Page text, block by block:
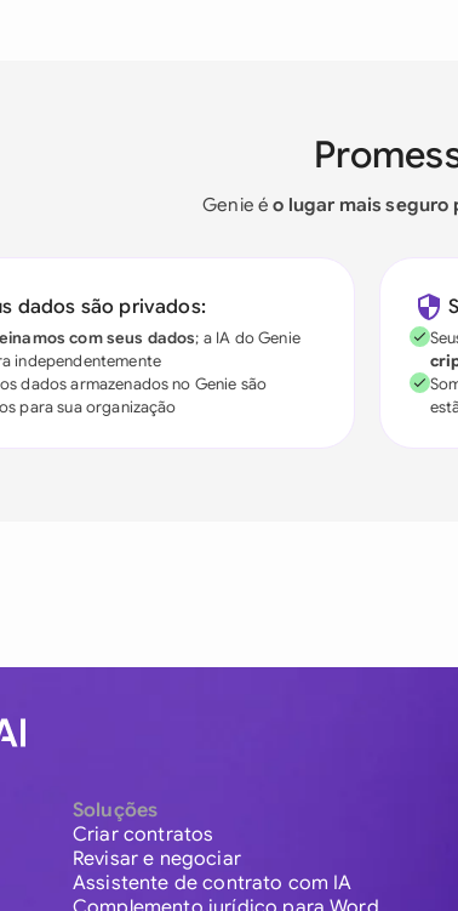
Genie éo lugar mais seguro
dados são privados:
com seus dados; a IA do Genie
independentemente
dados armazenados no Genie são
para sua organização
Soluções
Criar contratos
Revisar e negociar
Assistente de contrato com IA